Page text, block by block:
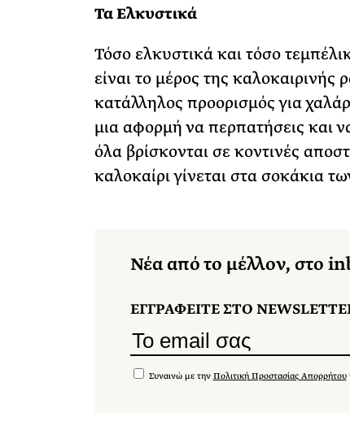
Τα Ελκυστικά
Τόσο ελκυστικά και τόσο
είναι το μέρος της
κατάλληλος προορισμός για
μια αφορμή να περπατήσεις και
όλα βρίσκονται σε κοντινές
καλοκαίρι γίνεται στα σοκάκια
Νέα από το μέλλον, στο
ΕΓΓΡΑΦΕΙΤΕ ΣΤΟ
Συναινώ με την Πολιτική Προστασίας Απορρήτου